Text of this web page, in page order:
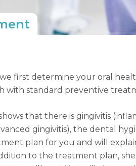
first determine your oral
with standard preventive
that there is gingivitis
gingivitis), the dental
plan for you and will
to the treatment plan, she